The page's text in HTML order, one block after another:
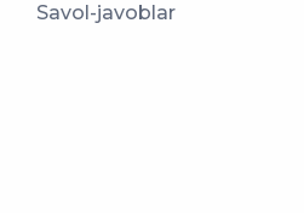
Savol-javoblar